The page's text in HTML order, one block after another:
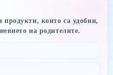
които са удобни,
на родителите.